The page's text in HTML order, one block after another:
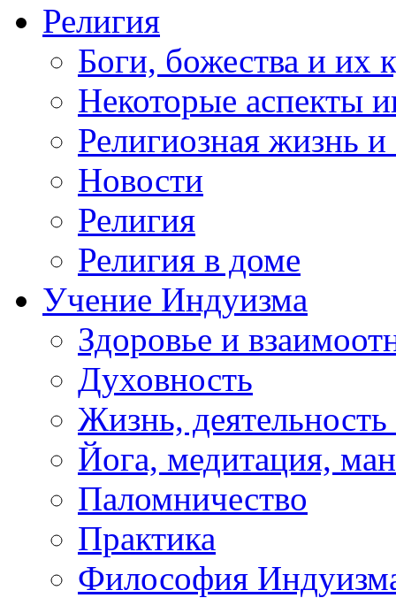
Религия
Боги, божества и их
Некоторые аспекты
Религиозная жизнь
Новости
Религия
Религия в доме
Учение Индуизма
Здоровье и
Духовность
Жизнь, деятельность
Йога, медитация,
Паломничество
Практика
Философия